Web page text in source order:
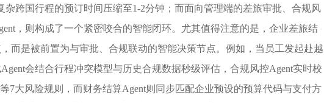
杂跨国行程的预订时间压缩至1-2分钟；而面向管理端的差旅审批、合规风
，则构成了一个紧密咬合的智能闭环。尤其值得注意的是，企业差旅结
而是被前置为与审批、合规联动的智能决策节点。例如，当员工发起赴越
会结合行程冲突模型与历史合规数据秒级评估，合规风控Agent实时校
7大风险规则，而财务结算Agent则同步匹配企业预设的预算代码与支付方